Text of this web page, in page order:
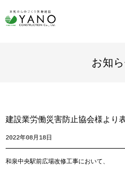
お知
建設業労働災害防止協会様より
2022年08月18日
和泉中央駅前広場改修工事において、